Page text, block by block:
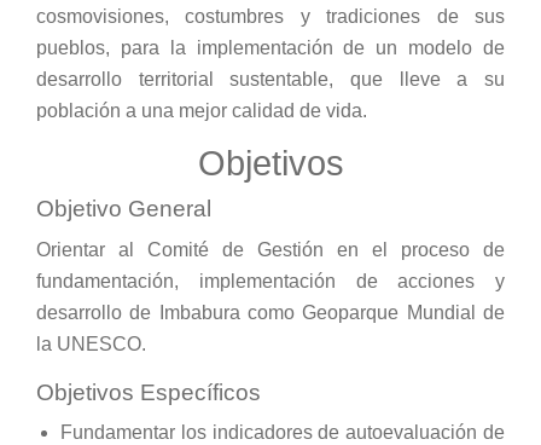
cosmovisiones, costumbres y tradiciones de sus
pueblos, para la implementación de un modelo de
desarrollo territorial sustentable, que lleve a su
población a una mejor calidad de vida.
Objetivos
Objetivo General
Orientar al Comité de Gestión en el proceso de
fundamentación, implementación de acciones y
desarrollo de Imbabura como Geoparque Mundial de
la UNESCO.
Objetivos Específicos
Fundamentar los indicadores de autoevaluación de